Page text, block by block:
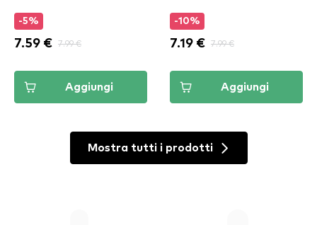
-5%
7.59 € 7.99 €
Aggiungi
-10%
7.19 € 7.99 €
Aggiungi
Mostra tutti i prodotti